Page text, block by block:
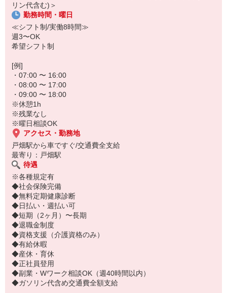
利用者様と会話する時間が長いので、一人ひとりとじっくり関われ
ます♪
「寄り添う看護」が好きな方、大歓迎！
気になった方はお気軽にご応募ください(＾0＾)
リン代含む)＞
勤務時間・曜日
≪シフト制/実働8時間≫
週3〜OK
希望シフト制
[例]
・07:00 〜 16:00
・08:00 〜 17:00
・09:00 〜 18:00
※休憩1h
※残業なし
※曜日相談OK
アクセス・勤務地
戸畑駅から車ですぐ/交通費全支給
最寄り：戸畑駅
待遇
※各種規定有
◆社会保険完備
◆無料定期健康診断
◆日払い・週払い可
◆短期（2ヶ月）〜長期
◆退職金制度
◆資格支援（介護資格のみ）
◆有給休暇
◆産休・育休
◆正社員登用
◆副業・Wワーク相談OK（週40時間以内）
◆ガソリン代含め交通費全額支給